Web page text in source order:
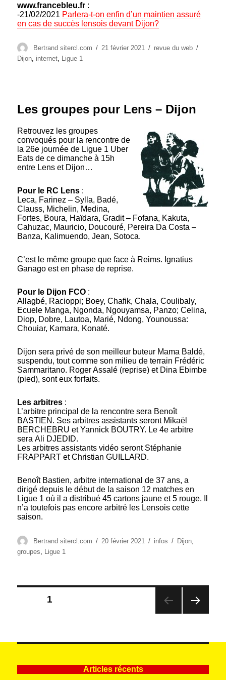
www.francebleu.fr :
-21/02/2021 Parlera-t-on enfin d’un maintien assuré
en cas de succès lensois devant Dijon?
Auteur
Bertrand sitercl.com
Publié
21 février 2021 Catégories
revue du web
Dijon, internet, Ligue 1
Les groupes pour Lens – Dijon
Retrouvez les groupes
convoqués pour la rencontre de
la 26e journée de Ligue 1 Uber
Eats de ce dimanche à 15h
entre Lens et Dijon…
Pour le RC Lens :
Leca, Farinez – Sylla, Badé,
Clauss, Michelin, Medina,
Fortes, Boura, Haïdara, Gradit – Fofana, Kakuta,
Cahuzac, Mauricio, Doucouré, Pereira Da Costa –
Banza, Kalimuendo, Jean, Sotoca.
C’est le même groupe que face à Reims. Ignatius
Ganago est en phase de reprise.
Pour le Dijon FCO :
Allagbé, Racioppi; Boey, Chafik, Chala, Coulibaly,
Ecuele Manga, Ngonda, Ngouyamsa, Panzo; Celina,
Diop, Dobre, Lautoa, Marié, Ndong, Younoussa:
Chouiar, Kamara, Konaté.
Dijon sera privé de son meilleur buteur Mama Baldé,
suspendu, tout comme son milieu de terrain Frédéric
Sammaritano. Roger Assalé (reprise) et Dina Ebimbe
(pied), sont eux forfaits.
Les arbitres :
L’arbitre principal de la rencontre sera Benoît
BASTIEN. Ses arbitres assistants seront Mikaël
BERCHEBRU et Yannick BOUTRY. Le 4e arbitre
sera Ali DJEDID.
Les arbitres assistants vidéo seront Stéphanie
FRAPPART et Christian GUILLARD.
Benoît Bastien, arbitre international de 37 ans, a
dirigé depuis le début de la saison 12 matches en
Ligue 1 où il a distribué 45 cartons jaune et 5 rouge. Il
n’a toutefois pas encore arbitré les Lensois cette
saison.
Auteur
Bertrand sitercl.com
Publié
20 février 2021 Catégories
infos Étiquettes
Dijon
groupes
Ligue 1
Pagination
1
ANT
Articles récents